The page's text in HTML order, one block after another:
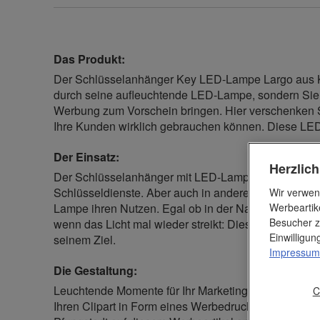
Das Produkt:
Der Schlüsselanhänger Key LED-Lampe Largo aus
durch seine aufleuchtende LED-Lampe, sondern
Werbung zum Vorschein bringen. Hier
Ihre Kunden wirklich gebrauchen können. Diese
Der Einsatz:
Der Schlüsselanhänger mit LED-Lampe eignet sich
Schlüsseldienste. Aber auch in anderen
Lampe ihren Nutzen. Egal ob in der Nacht an der
wenn das Licht mal wieder streikt: Diese
seinem Ziel.
Die Gestaltung:
Leuchtende Momente für Ihr Marketing! Bringen Sie
Ihren Clipart in Form eines Werbedrucks in unserer
Wir
Besucher
Impressum